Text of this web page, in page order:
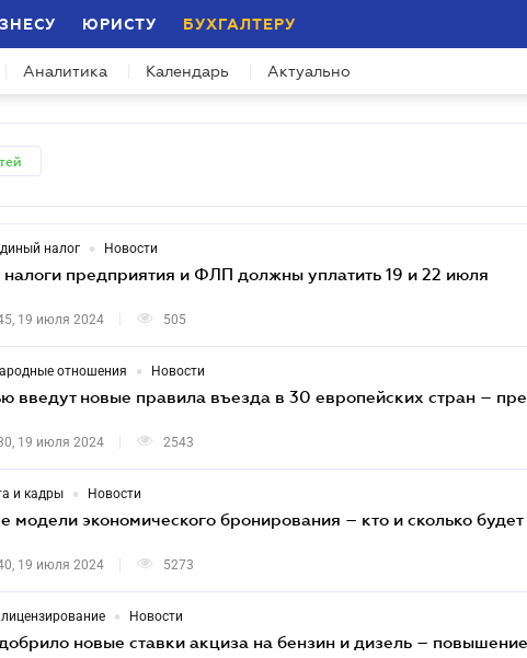
ЮРИСТУ БУХГАЛТЕРУ
Аналитика Календарь Актуально
налог • Новости
налоги предприятия и ФЛП должны уплатить 19 и 22 июля
19 июля 2024 505
отношения • Новости
введут новые правила въезда в 30 европейских стран –
19 июля 2024 2543
и кадры • Новости
модели экономического бронирования – кто и сколько будет
19 июля 2024 5273
• Новости
новые ставки акциза на бензин и дизель –